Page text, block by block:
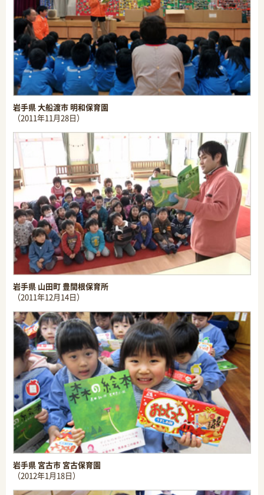
岩手県 大船渡市 明和保育園
（2011年11月28日）
岩手県 山田町 豊間根保育所
（2011年12月14日）
岩手県 宮古市 宮古保育園
（2012年1月18日）